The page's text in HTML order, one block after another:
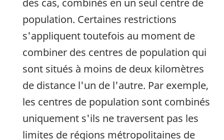
des cas, combinés en un seul centre de
population. Certaines restrictions
s'appliquent toutefois au moment de
combiner des centres de population qui
sont situés à moins de deux kilomètres
de distance l'un de l'autre. Par exemple,
les centres de population sont combinés
uniquement s'ils ne traversent pas les
limites de régions métropolitaines de